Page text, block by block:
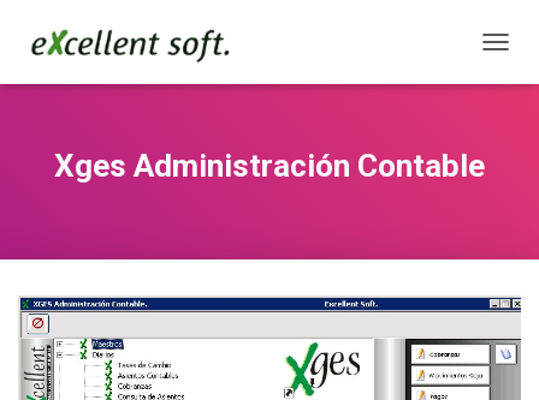
A
D
N
Xges Administración Contable